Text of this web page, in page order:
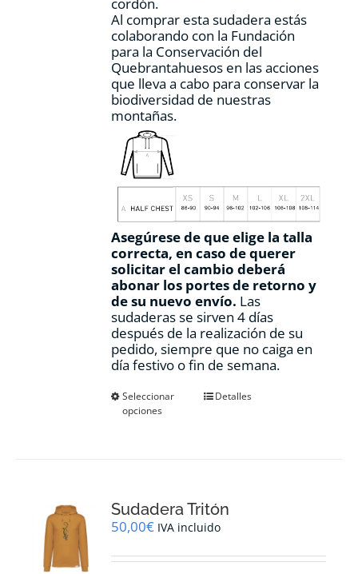
Al comprar esta sudadera estás
colaborando con la Fundación
para la Conservación del
Quebrantahuesos en las acciones
que lleva a cabo para conservar la
biodiversidad de nuestras
montañas.
Asegúrese de que elige la talla
correcta, en caso de querer
solicitar el cambio deberá
abonar los portes de retorno y
de su nuevo envío. Las
sudaderas se sirven 4 días
después de la realización de su
pedido, siempre que no caiga en
día festivo o fin de semana.
Seleccionar
opciones
Este
se
pueden
en
Detalles
Sudadera Tritón
50,00€ IVA incluido